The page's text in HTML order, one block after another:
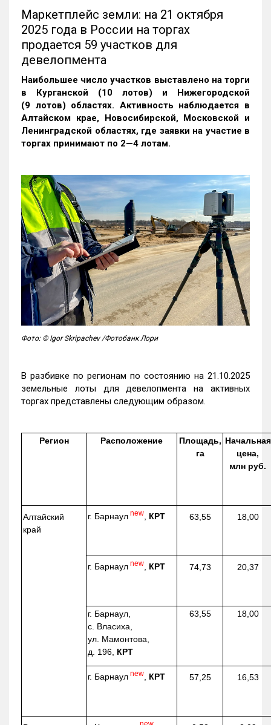
Маркетплейс земли: на 21 октября
2025 года в России на торгах
продается 59 участков для
девелопмента
Наибольшее число участков выставлено на торги
в Курганской (10 лотов) и Нижегородской
(9 лотов) областях. Активность наблюдается в
Алтайском крае, Новосибирской, Московской и
Ленинградской областях, где заявки на участие в
торгах принимают по 2—4 лотам.
Фото: © Igor Skripachev /Фотобанк Лори
В разбивке по регионам по состоянию на 21.10.2025
земельные лоты для девелопмента на активных
торгах представлены следующим образом.
Регион Расположение
Площадь,
га
Начальная
цена,
млн руб.
Алтайский
край
г. Барнаул new, КРТ 63,55 18,00
г. Барнаул new, КРТ 74,73 20,37
г. Барнаул,
с. Власиха,
ул. Мамонтова,
д. 196, КРТ
63,55 18,00
г. Барнаул new, КРТ 57,25 16,53